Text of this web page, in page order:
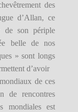
des
d’Allan, ce
de son périple
belle de nos
» sont longs
d’avoir
de ces
de rencontres
mondiales est